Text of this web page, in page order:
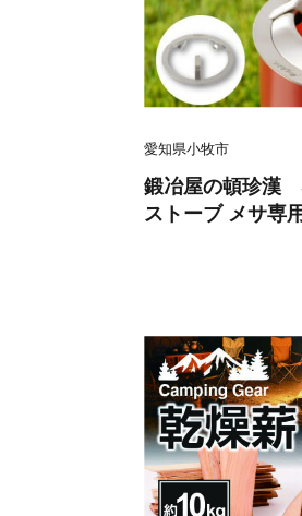
愛知県小牧市
鍛冶屋の頓珍漢
ストーブ メサ専